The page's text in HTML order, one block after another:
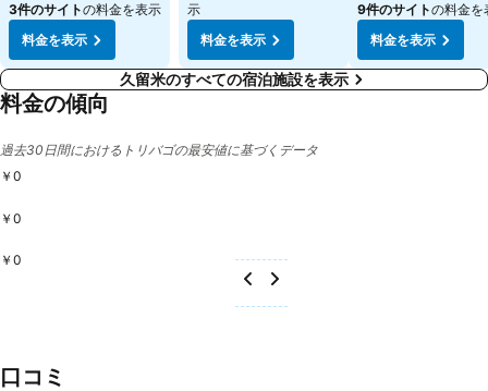
3件のサイトの料金を表示
料金を表示
示
料金を表示
9件のサイトの料金を
料金を表示
久留米のすべての宿泊施設を表示
料金の傾向
過去30日間におけるトリバゴの最安値に基づくデータ
￥0
￥0
￥0
口コミ